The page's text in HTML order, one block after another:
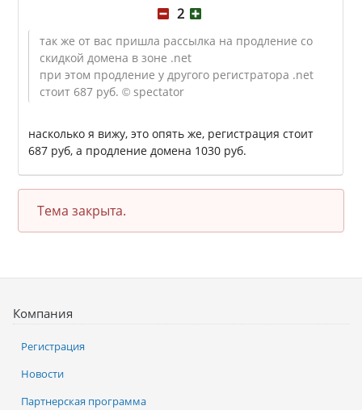
2
так же от вас пришла рассылка на продление со
скидкой домена в зоне .net
при этом продление у другого регистратора .net
стоит 687 руб.© spectator
насколько я вижу, это опять же, регистрация стоит
687 руб, а продление домена 1030 руб.
Тема закрыта.
Компания
Регистрация
Новости
Партнерская программа